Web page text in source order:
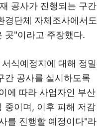
공사가 진행되는 구간
경단체 자체조사에서도
곳"이라고 주장했다.
식예정지에 대해 정밀
간 공사를 실시하도록
에 따라 사업자인 부산
중이며, 이후 피해 저감
를 진행할 예정이다"라